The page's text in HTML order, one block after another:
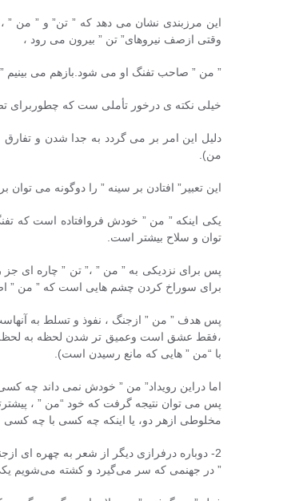
این مرزبندی نشان می دهد که ” تن” و ” من ”
وقتی ازصف نیروهای” تن ” بیرون می رود ،
” من ” صاحب تفنگ او می شود.بازهم می بینیم
خیلی نکته ی درخور تأملی ست که
دلیل این امر بر می گردد به جدا شدن و
من).
این تعبیر” افتادن بر سینه ” را دوگونه می توان
یکی اینکه ” من ” خودش فروافتاده است که
توان و سلاح بیشتر است.
پس برای نزدیکی به ” من ” ،” تن ” چاره ای
برای سوراخ کردن چشم هایی است که ” من ”
پس هدف ” من ” ازجنگ ، نفوذ و تسلط به
،فقط عشق است وعمیق تر شدن لحظه به لحظه
با “من ” هایی که مانع رسیدن است).
اما دراین رویداد” من ” خودش نمی داند چه
پس می توان نتیجه گرفت که خود “من ” ،
مخلوطی ازهر دو، یا اینکه چه کسی با چه کسی
2- دوباره درفرازی دیگر از شعر به چهره ای ازجنگ برمی خوریم :
” در جهنمی که سر می‌گیرد و کشته می‌شویم